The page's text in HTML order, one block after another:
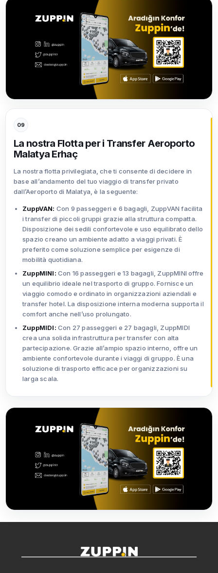
09
La nostra Flotta per i Transfer Aeroporto
Malatya Erhaç
La nostra flotta privilegiata, che ti consente di decidere in
base all’andamento del tuo viaggio di transfer privato
dall’Aeroporto di Malatya, è la seguente:
ZuppVAN: Con 9 passeggeri e 6 bagagli, ZuppVAN facilita
i transfer di piccoli gruppi grazie alla struttura compatta.
Disposizione dei sedili confortevole e uso equilibrato dello
spazio creano un ambiente adatto a viaggi privati. È
preferito come soluzione semplice per esigenze di
mobilità quotidiana.
ZuppMINI: Con 16 passeggeri e 13 bagagli, ZuppMINI offre
un equilibrio ideale nel trasporto di gruppo. Fornisce un
viaggio comodo e ordinato in organizzazioni aziendali e
transfer hotel. La disposizione interna moderna supporta il
comfort anche nell’uso prolungato.
ZuppMIDI: Con 27 passeggeri e 27 bagagli, ZuppMIDI
crea una solida infrastruttura per transfer con alta
partecipazione. Grazie all’ampio spazio interno, offre un
ambiente confortevole durante i viaggi di gruppo. È una
soluzione di trasporto efficace per organizzazioni su
larga scala.